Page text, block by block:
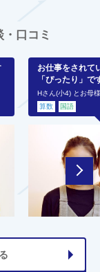
口コミ
お仕事をされて
「ぴったり」で
Hさん(小4) とお母
算数
国語